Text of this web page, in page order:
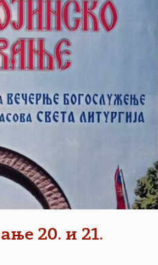
20. и 21.